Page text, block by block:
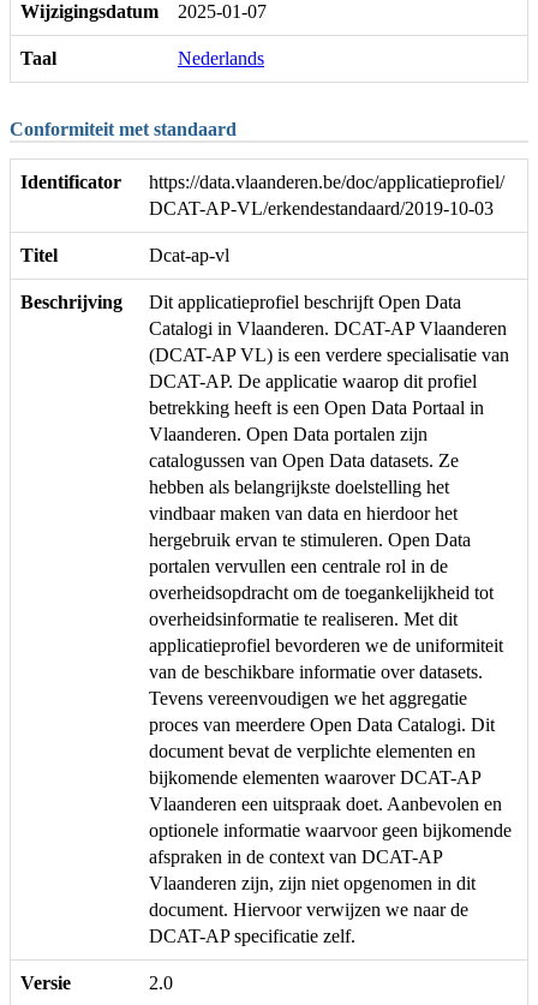
Wijzigingsdatum 2025-01-07
Taal Nederlands
Conformiteit met standaard
Identificator
https://data.vlaanderen.be/doc/applicatieprofiel/
DCAT-AP-VL/erkendestandaard/2019-10-03
Titel Dcat-ap-vl
Beschrijving
Dit applicatieprofiel beschrijft Open Data
Catalogi in Vlaanderen. DCAT-AP Vlaanderen
(DCAT-AP VL) is een verdere specialisatie van
DCAT-AP. De applicatie waarop dit profiel
betrekking heeft is een Open Data Portaal in
Vlaanderen. Open Data portalen zijn
catalogussen van Open Data datasets. Ze
hebben als belangrijkste doelstelling het
vindbaar maken van data en hierdoor het
hergebruik ervan te stimuleren. Open Data
portalen vervullen een centrale rol in de
overheidsopdracht om de toegankelijkheid tot
overheidsinformatie te realiseren. Met dit
applicatieprofiel bevorderen we de uniformiteit
van de beschikbare informatie over datasets.
Tevens vereenvoudigen we het aggregatie
proces van meerdere Open Data Catalogi. Dit
document bevat de verplichte elementen en
bijkomende elementen waarover DCAT-AP
Vlaanderen een uitspraak doet. Aanbevolen en
optionele informatie waarvoor geen bijkomende
afspraken in de context van DCAT-AP
Vlaanderen zijn, zijn niet opgenomen in dit
document. Hiervoor verwijzen we naar de
DCAT-AP specificatie zelf.
Versie 2.0